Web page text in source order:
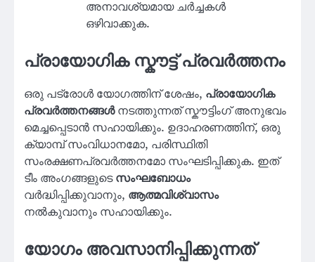
അനാവശ്യമായ ചർച്ചകൾ
ഒഴിവാക്കുക.
പ്രായോഗിക സ്കൗട്ട് പ്രവർത്തനം
ഒരു പട്രോൾ യോഗത്തിന് ശേഷം, പ്രായോഗിക
പ്രവർത്തനങ്ങൾനടത്തുന്നത് സ്കൗട്ടിംഗ് അനുഭവം
മെച്ചപ്പെടാൻ സഹായിക്കും. ഉദാഹരണത്തിന്, ഒരു
ക്യാമ്പ് സംവിധാനമോ, പരിസ്ഥിതി
സംരക്ഷണപ്രവർത്തനമോ സംഘടിപ്പിക്കുക. ഇത്
ടീം അംഗങ്ങളുടെസംഘബോധം
വർദ്ധിപ്പിക്കുവാനും, ആത്മവിശ്വാസം
നൽകുവാനും സഹായിക്കും.
യോഗം അവസാനിപ്പിക്കുന്നത്